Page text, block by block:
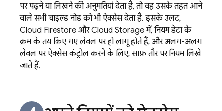
पर पढ़ने या लिखने की अनुमतियां देता है, तो वह उसके तहत आने
वाले सभी चाइल्ड नोड को भी ऐक्सेस देता है. इसके उलट,
Cloud Firestore औरCloud Storageमें, नियम डेटा के
क्रम के तय किए गए लेवल पर ही लागू होते हैं, और अलग-अलग
लेवल पर ऐक्सेस कंट्रोल करने के लिए, साफ़ तौर पर नियम लिखे
जाते हैं.